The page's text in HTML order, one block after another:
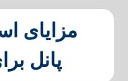
مزایای
پانل